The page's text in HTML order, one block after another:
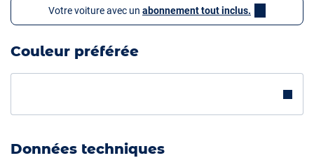
Votre voiture avec un abonnement tout inclus.
Couleur préférée
Données techniques